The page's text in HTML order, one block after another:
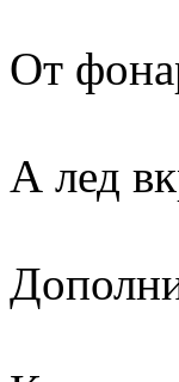
От
А лед